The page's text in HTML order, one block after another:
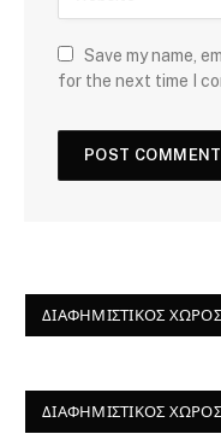
Save my name,
for the next time I
ΔΙΑΦΗΜΙΣΤΙΚΌΣ ΧΏΡΟΣ
ΔΙΑΦΗΜΙΣΤΙΚΌΣ ΧΏΡΟΣ